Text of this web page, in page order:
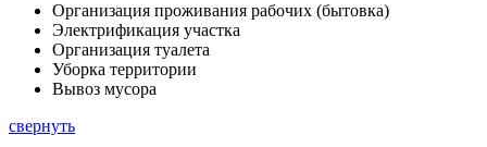
Организация проживания рабочих (бытовка)
Электрификация участка
Организация туалета
Уборка территории
Вывоз мусора
свернуть